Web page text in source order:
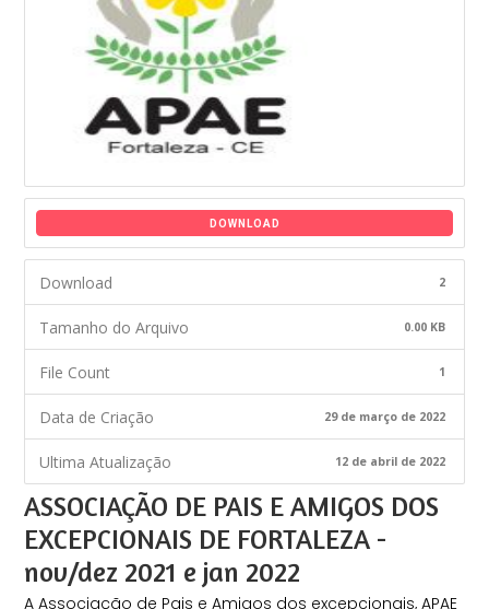
DOWNLOAD
Download 2
Tamanho do Arquivo 0.00 KB
File Count 1
Data de Criação 29 de março de 2022
Ultima Atualização 12 de abril de 2022
ASSOCIAÇÃO DE PAIS E AMIGOS DOS
EXCEPCIONAIS DE FORTALEZA -
nov/dez 2021 e jan 2022
A Associação de Pais e Amigos dos excepcionais, APAE